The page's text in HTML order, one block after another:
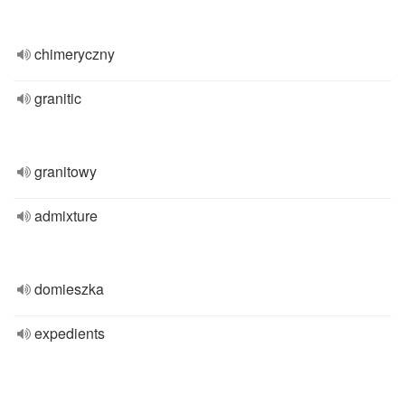
chimeryczny
granitic
granitowy
admixture
domieszka
expedients